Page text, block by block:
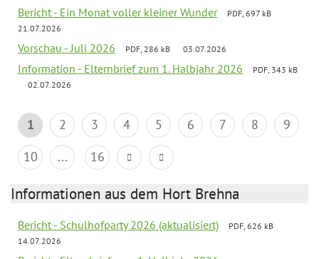
Bericht - Ein Monat voller kleiner Wunder
PDF, 697 kB
21.07.2026
Vorschau - Juli 2026 PDF, 286 kB 03.07.2026
Information - Elternbrief zum 1. Halbjahr 2026
PDF, 343 kB
02.07.2026
1 2 3 4 5 6 7 8
9
10
... 16
Informationen aus dem Hort Brehna
Bericht - Schulhofparty 2026 (aktualisiert)
PDF, 626 kB
14.07.2026